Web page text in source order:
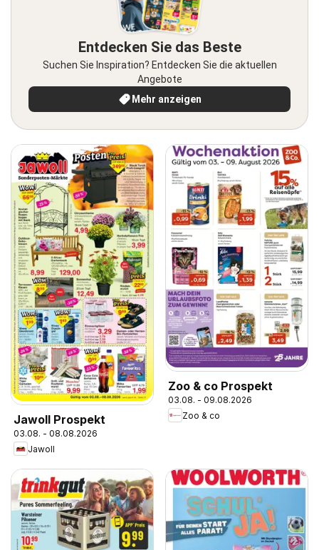
Entdecken Sie das Beste
Suchen Sie Inspiration? Entdecken Sie die aktuellen
Angebote
Mehr anzeigen
Jawoll Prospekt
03.08. - 08.08.2026
Jawoll
Zoo & co Prospekt
03.08. - 09.08.2026
Zoo & co